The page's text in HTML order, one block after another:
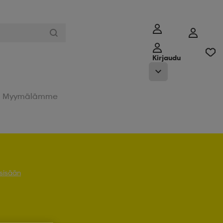
Kirjaudu
Myymälämme